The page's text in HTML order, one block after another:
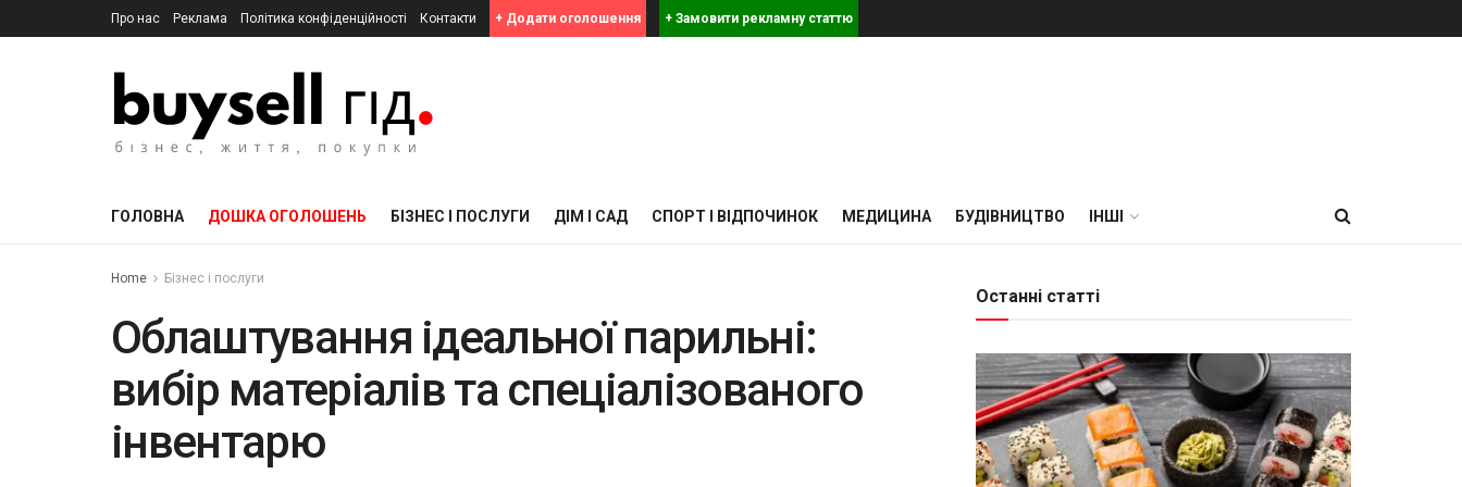
Про нас Реклама Політика конфіденційності Контакти + Додати оголошення + Замовити рекламну статтю
ГОЛОВНА ДОШКА ОГОЛОШЕНЬ БІЗНЕС І ПОСЛУГИ ДІМ І САД СПОРТ І ВІДПОЧИНОК МЕДИЦИНА БУДІВНИЦТВО ІНШІ
Home Бізнес і послуги
Облаштування ідеальної парильні:
вибір матеріалів та спеціалізованого
інвентарю
Останні статті